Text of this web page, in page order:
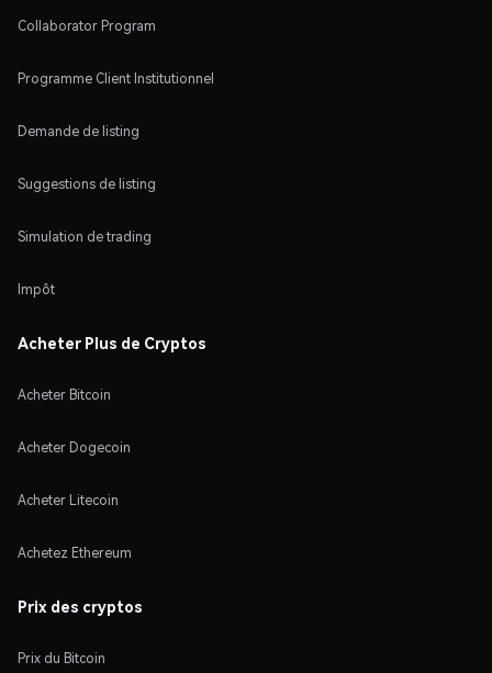
Collaborator Program
Programme Client Institutionnel
Demande de listing
Suggestions de listing
Simulation de trading
Impôt
Acheter Plus de Cryptos
Acheter Bitcoin
Acheter Dogecoin
Acheter Litecoin
Achetez Ethereum
Prix des cryptos
Prix du Bitcoin